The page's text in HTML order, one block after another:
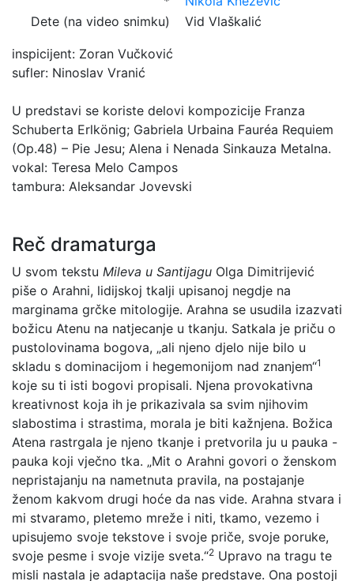
Dete (na video snimku)
Vid Vlaškalić
inspicijent: Zoran Vučković
sufler: Ninoslav Vranić
U predstavi se koriste delovi kompozicije Franza
Schuberta Erlkönig; Gabriela Urbaina Fauréa Requiem
(Op.48) – Pie Jesu; Alena i Nenada Sinkauza Metalna.
vokal: Teresa Melo Campos
tambura: Aleksandar Jovevski
Reč dramaturga
U svom tekstu Mileva u Santijagu Olga Dimitrijević
piše o Arahni, lidijskoj tkalji upisanoj negdje na
marginama grčke mitologije. Arahna se usudila izazvati
božicu Atenu na natjecanje u tkanju. Satkala je priču o
pustolovinama bogova, „ali njeno djelo nije bilo u
skladu s dominacijom i hegemonijom nad znanjem“1
koje su ti isti bogovi propisali. Njena provokativna
kreativnost koja ih je prikazivala sa svim njihovim
slabostima i strastima, morala je biti kažnjena. Božica
Atena rastrgala je njeno tkanje i pretvorila ju u pauka -
pauka koji vječno tka. „Mit o Arahni govori o ženskom
nepristajanju na nametnuta pravila, na postajanje
ženom kakvom drugi hoće da nas vide. Arahna stvara i
mi stvaramo, pletemo mreže i niti, tkamo, vezemo i
upisujemo svoje tekstove i svoje priče, svoje poruke,
svoje pesme i svoje vizije sveta.“2 Upravo na tragu te
misli nastala je adaptacija naše predstave. Ona postoji